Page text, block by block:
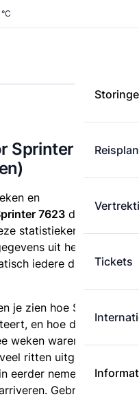
°C
Tickets
Sprinter 7623
en
7623 die
van
statistieken zijn
uit het
iedere dag
je zien hoe Sprinter
en hoe de
weken waren. Is deze
ritten uitgevallen?
eerder nemen als je
Gebruik de